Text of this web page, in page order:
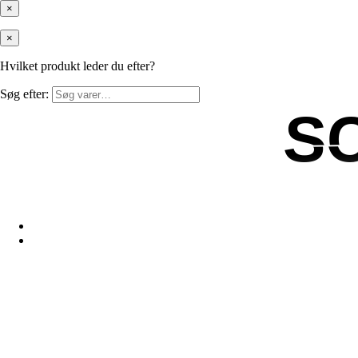
×
×
Hvilket produkt leder du efter?
Søg efter: